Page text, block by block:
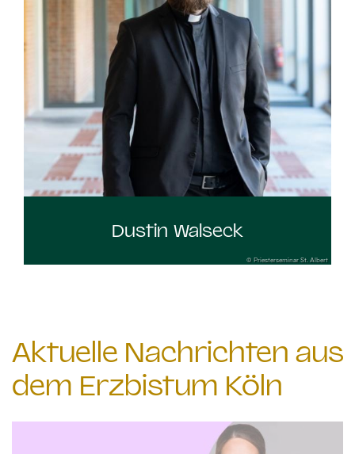
Dustin Walseck
© Priesterseminar St. Albert
Aktuelle Nachrichten aus
dem Erzbistum Köln